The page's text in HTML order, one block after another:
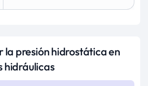
la presión hidrostática en
hidráulicas